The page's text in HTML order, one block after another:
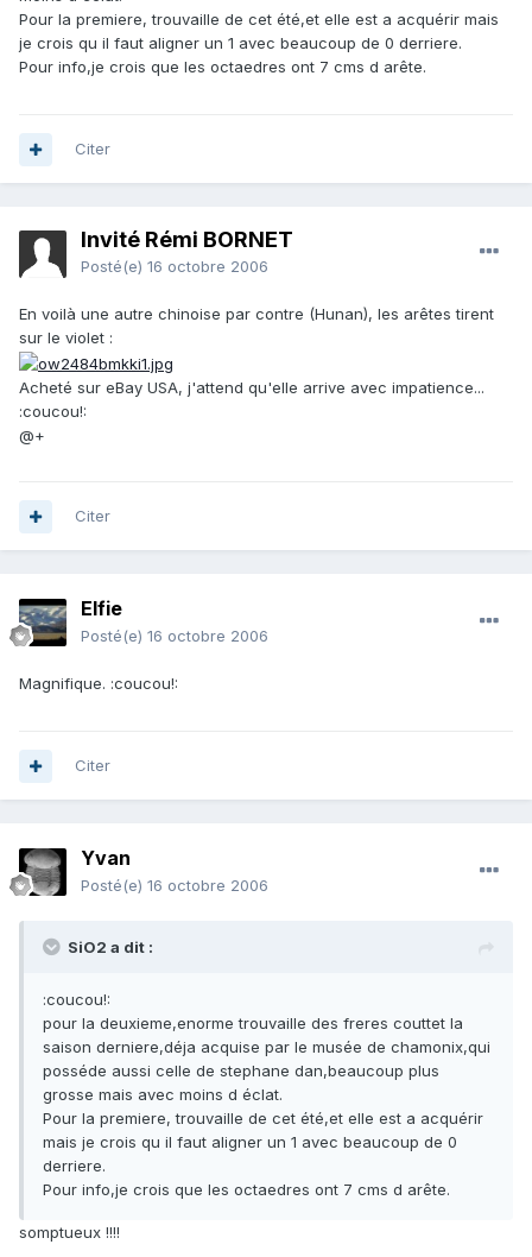
Pour la premiere, trouvaille de cet été,et elle est a acquérir mais
je crois qu il faut aligner un 1 avec beaucoup de 0 derriere.
Pour info,je crois que les octaedres ont 7 cms d arête.
Citer
Invité Rémi BORNET
Posté(e) 16 octobre 2006
En voilà une autre chinoise par contre (Hunan), les arêtes tirent
sur le violet :
Acheté sur eBay USA, j'attend qu'elle arrive avec impatience...
:coucou!:
@+
Citer
Elfie
Posté(e) 16 octobre 2006
Magnifique. :coucou!:
Citer
Yvan
Posté(e) 16 octobre 2006
SiO2 a dit :
:coucou!:
pour la deuxieme,enorme trouvaille des freres couttet la
saison derniere,déja acquise par le musée de chamonix,qui
posséde aussi celle de stephane dan,beaucoup plus
grosse mais avec moins d éclat.
Pour la premiere, trouvaille de cet été,et elle est a acquérir
mais je crois qu il faut aligner un 1 avec beaucoup de 0
derriere.
Pour info,je crois que les octaedres ont 7 cms d arête.
somptueux !!!!